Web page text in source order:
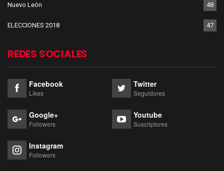
Nuevo León 48
ELECCIONES 2018 47
REDES SOCIALES
Facebook
Likes
Twitter
Seguidores
Google+
Followers
Youtube
Suscriptores
Instagram
Followers